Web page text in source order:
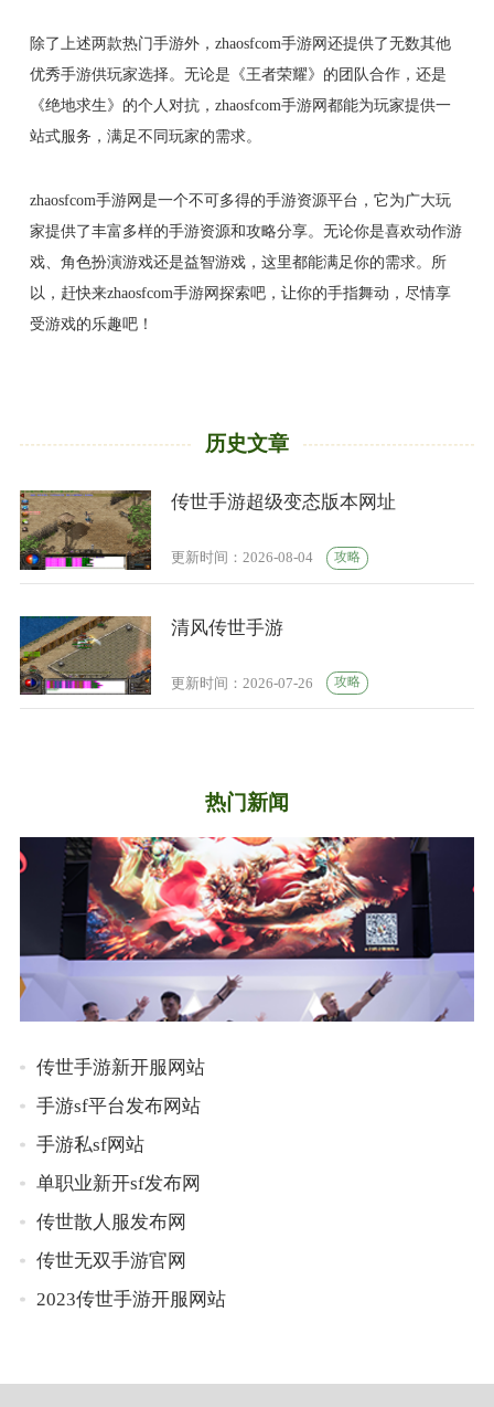
除了上述两款热门手游外，zhaosfcom手游网还提供了无数其他
优秀手游供玩家选择。无论是《王者荣耀》的团队合作，还是
《绝地求生》的个人对抗，zhaosfcom手游网都能为玩家提供一
站式服务，满足不同玩家的需求。
zhaosfcom手游网是一个不可多得的手游资源平台，它为广大玩
家提供了丰富多样的手游资源和攻略分享。无论你是喜欢动作游
戏、角色扮演游戏还是益智游戏，这里都能满足你的需求。所
以，赶快来zhaosfcom手游网探索吧，让你的手指舞动，尽情享
受游戏的乐趣吧！
历史文章
传世手游超级变态版本网址
更新时间：2026-08-04 攻略
清风传世手游
更新时间：2026-07-26 攻略
热门新闻
传世手游新开服网站
手游sf平台发布网站
手游私sf网站
单职业新开sf发布网
传世散人服发布网
传世无双手游官网
2023传世手游开服网站